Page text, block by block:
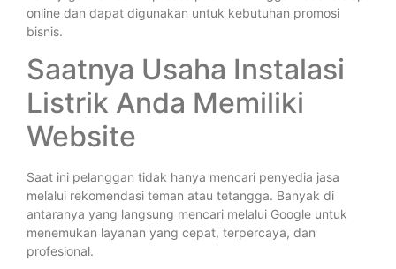
online dan dapat digunakan untuk kebutuhan promosi
bisnis.
Saatnya Usaha Instalasi
Listrik Anda Memiliki
Website
Saat ini pelanggan tidak hanya mencari penyedia jasa
melalui rekomendasi teman atau tetangga. Banyak di
antaranya yang langsung mencari melalui Google untuk
menemukan layanan yang cepat, terpercaya, dan
profesional.